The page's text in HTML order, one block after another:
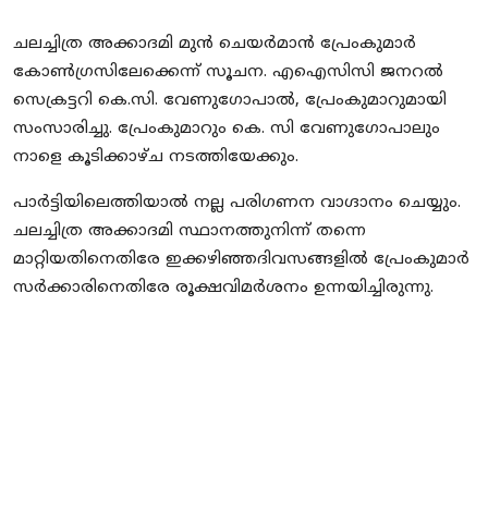
ചലച്ചിത്ര അക്കാദമി മുൻ ചെയർമാൻ പ്രേംകുമാർ
കോൺഗ്രസിലേക്കെന്ന് സൂചന. എഐസിസി ജനറൽ
സെക്രട്ടറി കെ.സി. വേണുഗോപാൽ, പ്രേംകുമാറുമായി
സംസാരിച്ചു. പ്രേംകുമാറും കെ. സി വേണുഗോപാലും
നാളെ കൂടിക്കാഴ്ച നടത്തിയേക്കും.
പാർട്ടിയിലെത്തിയാൽ നല്ല പരിഗണന വാഗ്ദാനം ചെയ്യും.
ചലച്ചിത്ര അക്കാദമി സ്ഥാനത്തുനിന്ന് തന്നെ
മാറ്റിയതിനെതിരേ ഇക്കഴിഞ്ഞദിവസങ്ങളിൽ പ്രേംകുമാർ
സർക്കാരിനെതിരേ രൂക്ഷവിമർശനം ഉന്നയിച്ചിരുന്നു.